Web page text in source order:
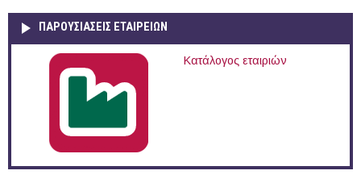
ΠΑΡΟΥΣΙΆΣΕΙΣ ΕΤΑΙΡΕΙΏΝ
Κατάλογος εταιριών